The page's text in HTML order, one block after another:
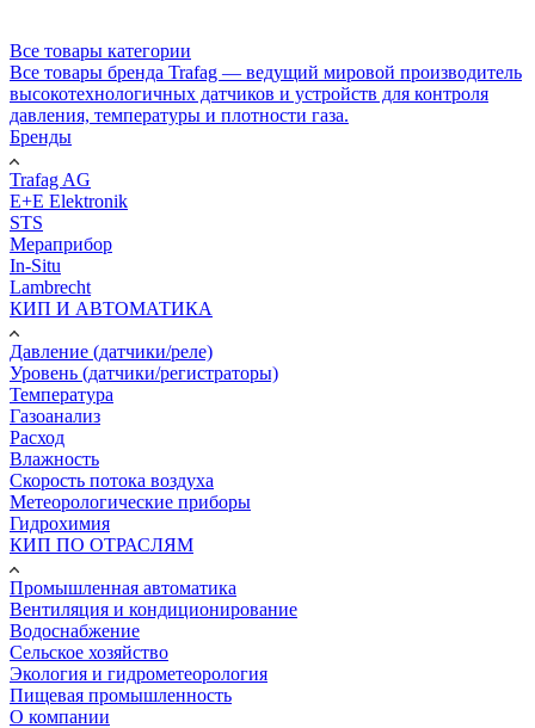
Все товары категории
Все товары бренда Trafag — ведущий мировой производитель
высокотехнологичных датчиков и устройств для контроля
давления, температуры и плотности газа.
Бренды
Trafag AG
E+E Elektronik
STS
Мераприбор
In-Situ
Lambrecht
КИП И АВТОМАТИКА
Давление (датчики/реле)
Уровень (датчики/регистраторы)
Температура
Газоанализ
Расход
Влажность
Скорость потока воздуха
Метеорологические приборы
Гидрохимия
КИП ПО ОТРАСЛЯМ
Промышленная автоматика
Вентиляция и кондиционирование
Водоснабжение
Сельское хозяйство
Экология и гидрометеорология
Пищевая промышленность
О компании